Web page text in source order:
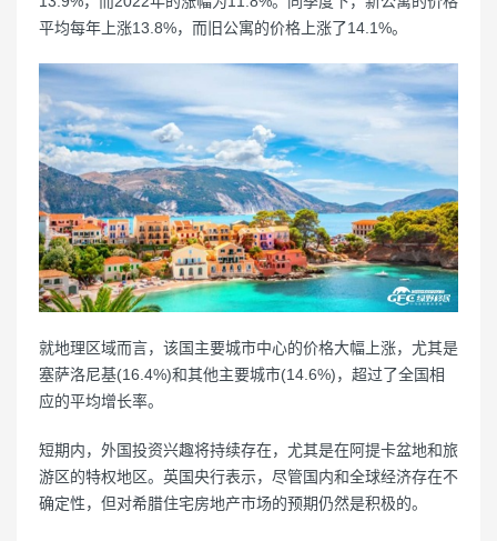
平均每年上涨13.8%，而旧公寓的价格上涨了14.1%。
就地理区域而言，该国主要城市中心的价格大幅上涨，尤其是
塞萨洛尼基(16.4%)和其他主要城市(14.6%)，超过了全国相
应的平均增长率。
短期内，外国投资兴趣将持续存在，尤其是在阿提卡盆地和旅
游区的特权地区。英国央行表示，尽管国内和全球经济存在不
确定性，但对希腊住宅房地产市场的预期仍然是积极的。